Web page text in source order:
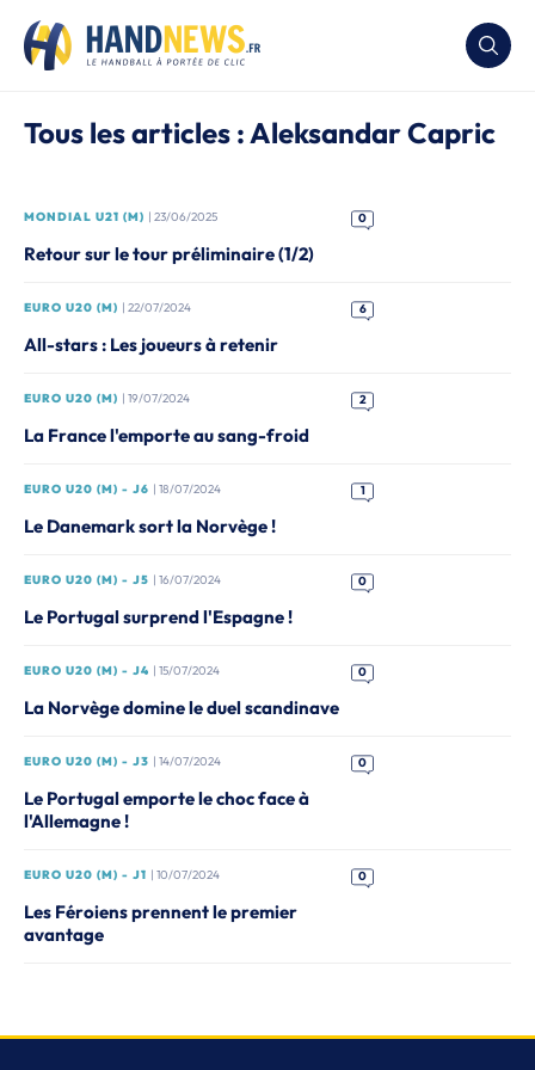
Tous les articles : Aleksandar Capric
MONDIAL U21 (M) | 23/06/2025 0
Retour sur le tour préliminaire (1/2)
EURO U20 (M) | 22/07/2024 6
All-stars : Les joueurs à retenir
EURO U20 (M) | 19/07/2024 2
La France l'emporte au sang-froid
EURO U20 (M) - J6 | 18/07/2024 1
Le Danemark sort la Norvège !
EURO U20 (M) - J5 | 16/07/2024 0
Le Portugal surprend l'Espagne !
EURO U20 (M) - J4 | 15/07/2024 0
La Norvège domine le duel scandinave
EURO U20 (M) - J3 | 14/07/2024 0
Le Portugal emporte le choc face à
l'Allemagne !
EURO U20 (M) - J1 | 10/07/2024 0
Les Féroiens prennent le premier
avantage